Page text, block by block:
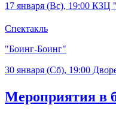
17 января (Вс), 19:00 КЗЦ
Спектакль
"Боинг-Боинг"
30 января (Сб), 19:00
Мероприятия в